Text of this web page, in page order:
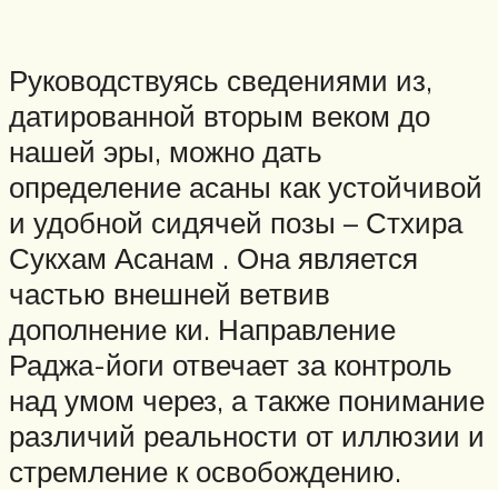
Руководствуясь сведениями из,
датированной вторым веком до
нашей эры, можно дать
определение асаны как устойчивой
и удобной сидячей позы – Стхира
Сукхам Асанам . Она является
частью внешней ветвив
дополнение ки. Направление
Раджа-йоги отвечает за контроль
над умом через, а также понимание
различий реальности от иллюзии и
стремление к освобождению.